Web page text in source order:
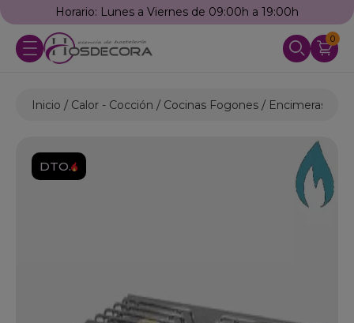
Horario: Lunes a Viernes de 09:00h a 19:00h
0
Inicio Calor - Cocción Cocinas Fogones Encimeras a
DTO.